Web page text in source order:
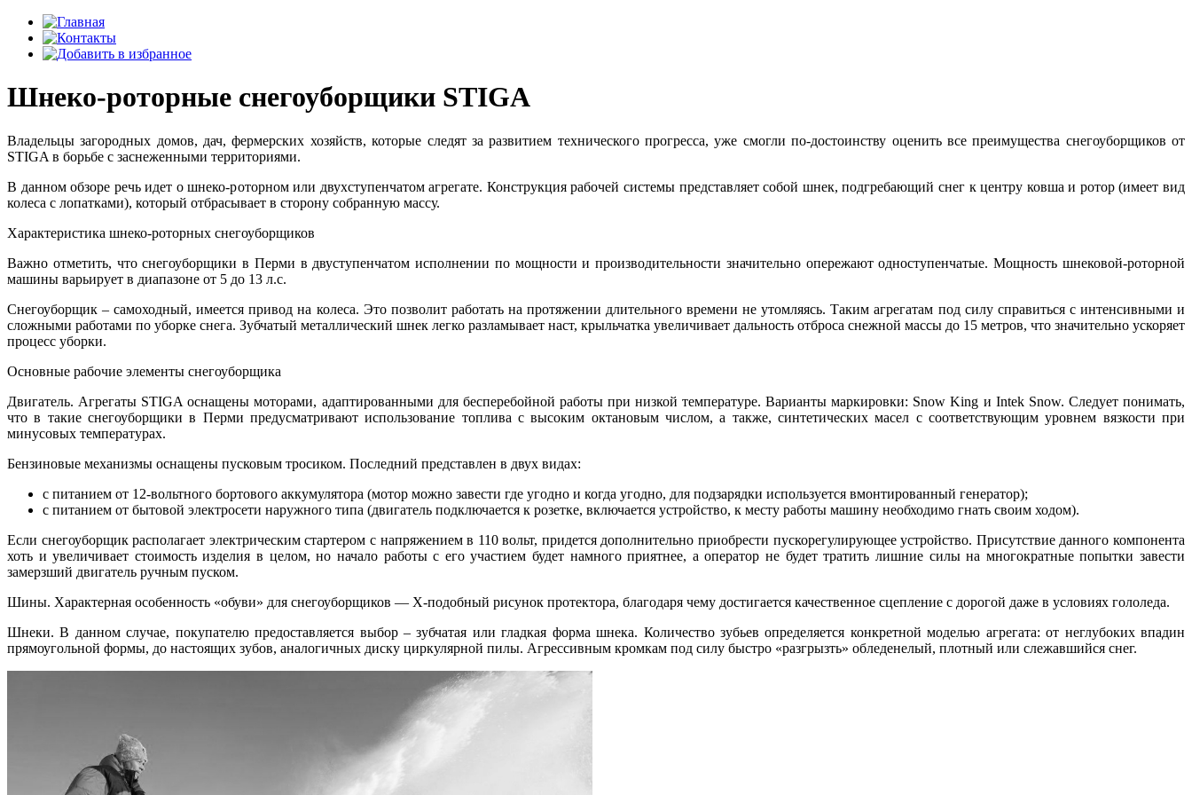
Шнеко-роторные снегоуборщики STIGA
Владельцы загородных домов, дач, фермерских хозяйств, которые следят за развитием технического прогресса, уже смогли по-достоинству оценить все преимущества снегоуборщиков от
STIGA в борьбе с заснеженными территориями.
В данном обзоре речь идет о шнеко-роторном или двухступенчатом агрегате. Конструкция рабочей системы представляет собой шнек, подгребающий снег к центру ковша и ротор (имеет вид
колеса с лопатками), который отбрасывает в сторону собранную массу.
Характеристика шнеко-роторных снегоуборщиков
Важно отметить, что снегоуборщики в Перми в двуступенчатом исполнении по мощности и производительности значительно опережают одноступенчатые. Мощность шнековой-роторной
машины варьирует в диапазоне от 5 до 13 л.с.
Снегоуборщик – самоходный, имеется привод на колеса. Это позволит работать на протяжении длительного времени не утомляясь. Таким агрегатам под силу справиться с интенсивными и
сложными работами по уборке снега. Зубчатый металлический шнек легко разламывает наст, крыльчатка увеличивает дальность отброса снежной массы до 15 метров, что значительно ускоряет
процесс уборки.
Основные рабочие элементы снегоуборщика
Двигатель. Агрегаты STIGA оснащены моторами, адаптированными для бесперебойной работы при низкой температуре. Варианты маркировки: Snow King и Intek Snow. Следует понимать,
что в такие снегоуборщики в Перми предусматривают использование топлива с высоким октановым числом, а также, синтетических масел с соответствующим уровнем вязкости при
минусовых температурах.
Бензиновые механизмы оснащены пусковым тросиком. Последний представлен в двух видах:
с питанием от 12-вольтного бортового аккумулятора (мотор можно завести где угодно и когда угодно, для подзарядки используется вмонтированный генератор);
с питанием от бытовой электросети наружного типа (двигатель подключается к розетке, включается устройство, к месту работы машину необходимо гнать своим ходом).
Если снегоуборщик располагает электрическим стартером с напряжением в 110 вольт, придется дополнительно приобрести пускорегулирующее устройство. Присутствие данного компонента
хоть и увеличивает стоимость изделия в целом, но начало работы с его участием будет намного приятнее, а оператор не будет тратить лишние силы на многократные попытки завести
замерзший двигатель ручным пуском.
Шины. Характерная особенность «обуви» для снегоуборщиков — Х-подобный рисунок протектора, благодаря чему достигается качественное сцепление с дорогой даже в условиях гололеда.
Шнеки. В данном случае, покупателю предоставляется выбор – зубчатая или гладкая форма шнека. Количество зубьев определяется конкретной моделью агрегата: от неглубоких впадин
прямоугольной формы, до настоящих зубов, аналогичных диску циркулярной пилы. Агрессивным кромкам под силу быстро «разгрызть» обледенелый, плотный или слежавшийся снег.